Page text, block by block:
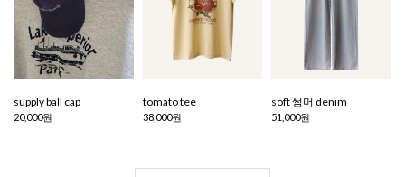
supply ball cap
20,000원
tomato tee
38,000원
soft 썸머 denim
51,000원